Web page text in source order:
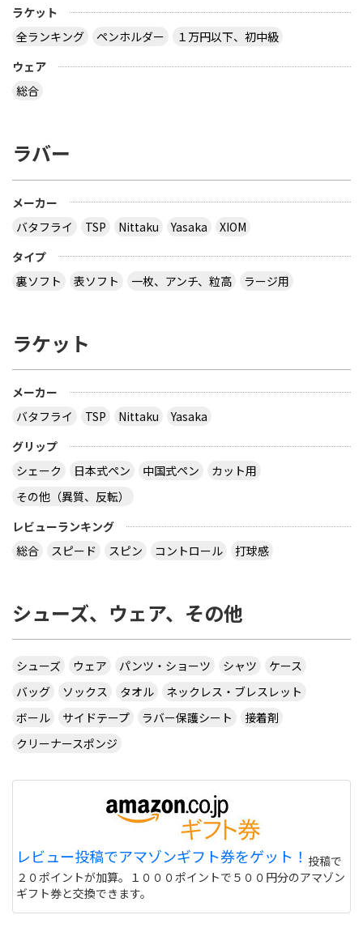
ラケット
全ランキング
ペンホルダー
１万円以下、初中級
ウェア
総合
ラバー
メーカー
バタフライ
TSP Nittaku Yasaka
XIOM
タイプ
裏ソフト
表ソフト 一枚、アンチ、粒高 ラージ用
ラケット
メーカー
バタフライ
TSP Nittaku
Yasaka
グリップ
シェーク
日本式ペン 中国式ペン
カット用
その他（異質、反転）
レビューランキング
総合
スピード スピン コントロール 打球感
シューズ、ウェア、その他
シューズ ウェア パンツ・ショーツ シャツ
ケース
バッグ
ソックス タオル
ネックレス・ブレスレット
ボール
サイドテープ ラバー保護シート
接着剤
クリーナースポンジ
レビュー投稿でアマゾンギフト券をゲット！ 投稿で
２０ポイントが加算。１０００ポイントで５００円分のアマゾン
ギフト券と交換できます。